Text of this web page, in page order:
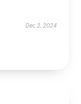
Dec 2, 2024